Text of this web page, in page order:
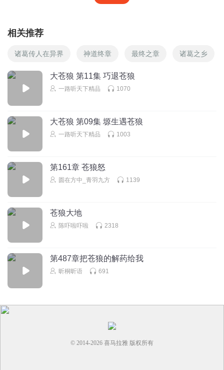
相关推荐
诸葛传人在异界 神道终章 最终之章 诸葛之乡
大苍狼 第11集 巧退苍狼
一路听天下精品 1070
大苍狼 第09集 塬生遇苍狼
一路听天下精品 1003
第161章 苍狼怒
圆在方中_青羽九方 1139
苍狼大地
陈吓啦吓啦 2318
第487章把苍狼的解药给我
昕桐昕语 691
© 2014-2026 喜马拉雅 版权所有